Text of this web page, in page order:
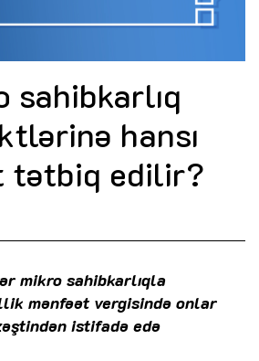
sahibkarlıq
hansı
tətbiq edilir?
mikro sahibkarlıqla
mənfəət vergisində onlar
istifadə edə